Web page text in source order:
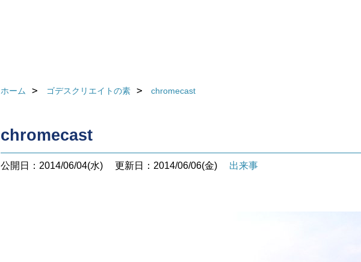
ホーム ゴデスクリエイトの素 chromecast
chromecast
公開日：2014/06/04(水) 更新日：2014/06/06(金) 出来事